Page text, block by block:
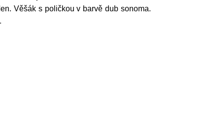
Věšák s poličkou v barvě dub sonoma.